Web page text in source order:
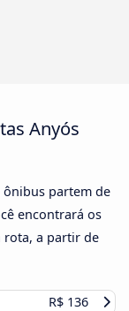
Anyós
ônibus partem de
encontrará os
rota, a partir de
R$ 136